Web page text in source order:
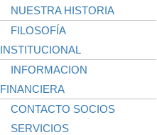
NUESTRA HISTORIA
FILOSOFÍA
INSTITUCIONAL
INFORMACION
FINANCIERA
CONTACTO SOCIOS
SERVICIOS